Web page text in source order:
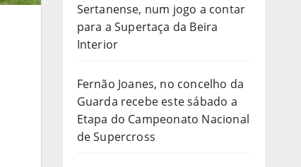
Sertanense, num jogo a contar
para a Supertaça da Beira
Interior
Fernão Joanes, no concelho da
Guarda recebe este sábado a
Etapa do Campeonato Nacional
de Supercross